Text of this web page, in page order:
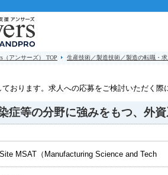
（アンサーズ） TOP 生産技術／製造技術／製造の転職・求
おります。求人への応募をご検討いただく際
症等の分野に強みをもつ、外
Site MSAT（Manufacturing Science and Tech